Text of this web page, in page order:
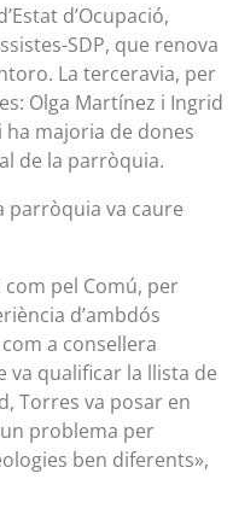
d’Ocupació,
SDP, que renova
La terceravia, per
Olga Martínez i Ingrid
majoria de dones
de la parròquia.
parròquia va caure
pel Comú, per
d’ambdós
a consellera
va qualificar la llista de
Torres va posar en
problema per
ben diferents»,